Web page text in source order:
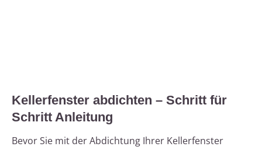
Kellerfenster abdichten – Schritt für
Schritt Anleitung
Bevor Sie mit der Abdichtung Ihrer Kellerfenster